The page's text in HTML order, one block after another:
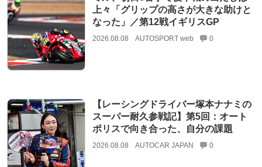
上々「グリップの高さが大きな助けと
なった」／第12戦イギリスGP
2026.08.08 AUTOSPORT web 0
【レーシングドライバー塚本ナナミの
スーパー耐久参戦記】第5回：オート
ポリスで向き合った、自分の課題
2026.08.08 AUTOCAR JAPAN 0